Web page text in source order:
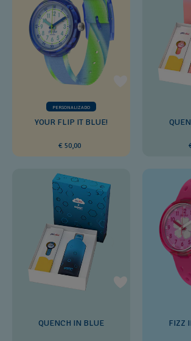
PERSONALIZADO
YOUR FLIP IT BLUE!
€ 50,00
QUENCH IN BLUE FIZZ